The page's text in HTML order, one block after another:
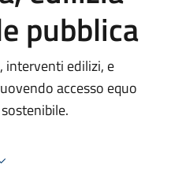
pubblica
interventi edilizi, e
accesso equo